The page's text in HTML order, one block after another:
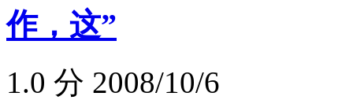
作，这”
1.0 分 2008/10/6